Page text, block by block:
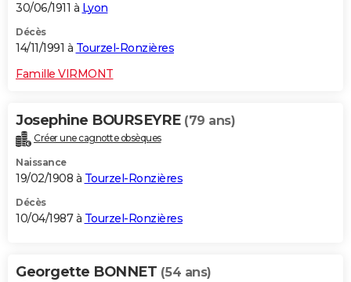
30/06/1911 à Lyon
Décès
14/11/1991 à Tourzel-Ronzières
Famille VIRMONT
Josephine BOURSEYRE (79 ans)
Créer une cagnotte obsèques
Naissance
19/02/1908 à Tourzel-Ronzières
Décès
10/04/1987 à Tourzel-Ronzières
Georgette BONNET (54 ans)